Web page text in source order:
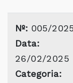
Nº: 005/
Data:
26/02/2025
Categoria: